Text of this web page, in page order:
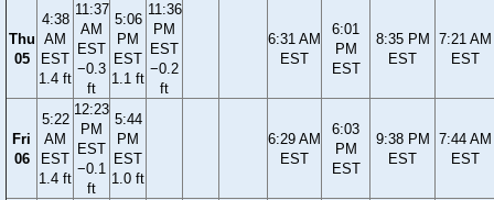
Thu
05
4:38
AM
EST
1.4 ft
11:37
AM
EST
−0.3
ft
5:06
PM
EST
1.1 ft
11:36
PM
EST
−0.2
ft
6:31 AM
EST
6:01
PM
EST
8:35 PM
EST
7:21 AM
EST
Fri
06
5:22
AM
EST
1.4 ft
12:23
PM
EST
−0.1
ft
5:44
PM
EST
1.0 ft
6:29 AM
EST
6:03
PM
EST
9:38 PM
EST
7:44 AM
EST